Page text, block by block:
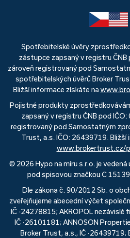
Spotřebitelské úvěry
zástupce zapsaný v registru ČNB
zároveň registrovaný pod
spotřebitelských úvěrů Broker
Bližší informace získáte na
Pojistné produkty
zapsaný v registru ČNB pod
registrovaný pod Samostatným
Trust, a.s. IČO: 26439719. Bližší
www.brokertrust.cz/
© 2026 Hypo na míru s.r.o. je vedená
pod spisovou značkou C
Dle zákona č. 90/2012 Sb. o
zveřejňujeme abecední výčet
IČ -24278815; AKROPOL nezávislé
IČ -26101181; ANNOSON
Broker Trust, a.s., IČ -26439719;